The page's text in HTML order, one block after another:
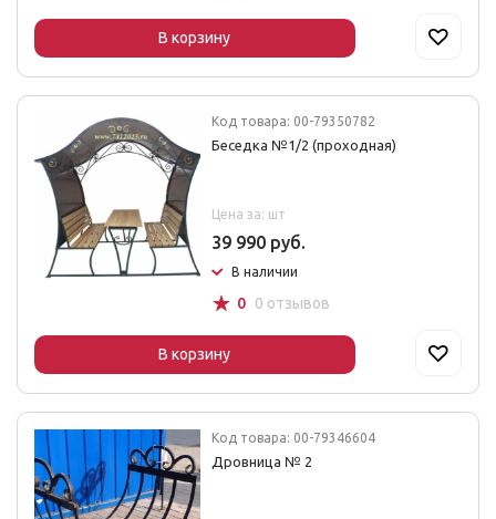
В корзину
Код товара: 00-79350782
Беседка №1/2 (проходная)
Цена за: шт
39 990 руб.
В наличии
☆ 0 0 отзывов
В корзину
Код товара: 00-79346604
Дровница № 2